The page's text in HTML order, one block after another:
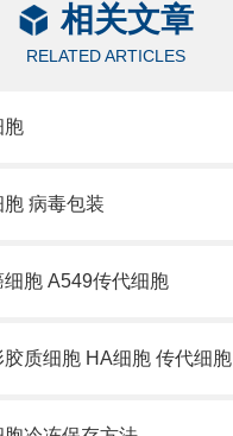
相关文章
RELATED ARTICLES
胞
病毒包装
细胞 A549传代细胞
胶质细胞 HA细胞 传代细胞